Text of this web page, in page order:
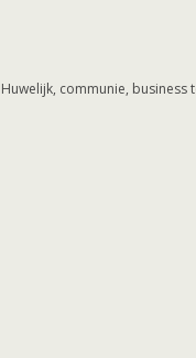
Huwelijk, communie,